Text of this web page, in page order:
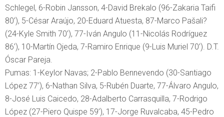
Schlegel, 6-Robin Jansson, 4-David Brekalo (96-Zakaria Taifi
80’), 5-César Araújo, 20-Eduard Atuesta, 87-Marco Pašali?
(24-Kyle Smith 70’), 77-Iván Angulo (11-Nicolás Rodríguez
86’), 10-Martín Ojeda, 7-Ramiro Enrique (9-Luis Muriel 70’). D.T.
Óscar Pareja.
Pumas: 1-Keylor Navas; 2-Pablo Bennevendo (30-Santiago
López 77’), 6-Nathan Silva, 5-Rubén Duarte, 77-Álvaro Angulo,
8-José Luis Caicedo, 28-Adalberto Carrasquilla, 7-Rodrigo
López (27-Piero Quispe 59’), 17-Jorge Ruvalcaba, 45-Pedro